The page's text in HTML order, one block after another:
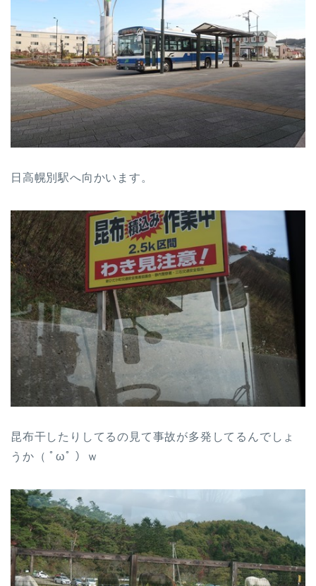
日高幌別駅へ向かいます。
昆布干したりしてるの見て事故が多発してるんでしょ
うか（ ﾟωﾟ ）ｗ